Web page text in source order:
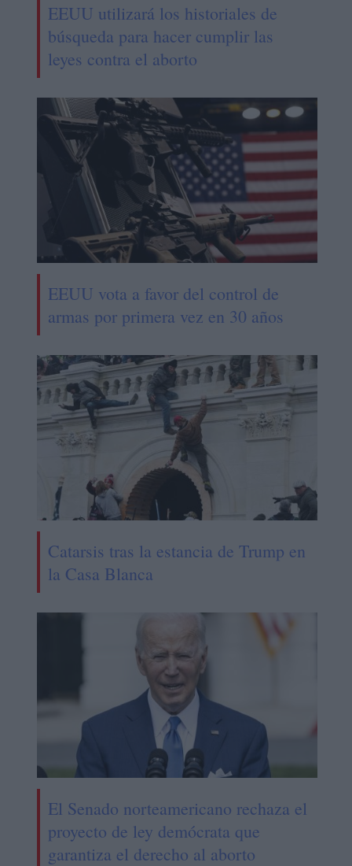
EEUU utilizará los historiales de
búsqueda para hacer cumplir las
leyes contra el aborto
EEUU vota a favor del control de
armas por primera vez en 30 años
Catarsis tras la estancia de Trump en
la Casa Blanca
El Senado norteamericano rechaza el
proyecto de ley demócrata que
garantiza el derecho al aborto